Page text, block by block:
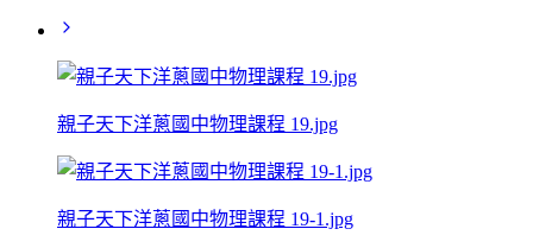
親子天下洋蔥國中物理課程 19.jpg
親子天下洋蔥國中物理課程 19-1.jpg